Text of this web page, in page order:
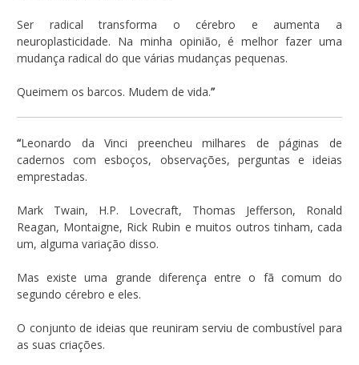
Ser radical transforma o cérebro e aumenta a
neuroplasticidade. Na minha opinião, é melhor fazer uma
mudança radical do que várias mudanças pequenas.
Queimem os barcos. Mudem de vida.”
“Leonardo da Vinci preencheu milhares de páginas de
cadernos com esboços, observações, perguntas e ideias
emprestadas.
Mark Twain, H.P. Lovecraft, Thomas Jefferson, Ronald
Reagan, Montaigne, Rick Rubin e muitos outros tinham, cada
um, alguma variação disso.
Mas existe uma grande diferença entre o fã comum do
segundo cérebro e eles.
O conjunto de ideias que reuniram serviu de combustível para
as suas criações.